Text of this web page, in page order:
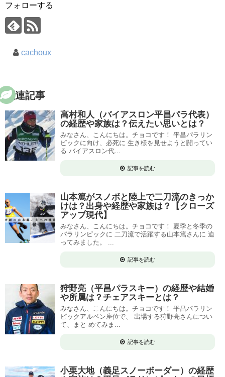
フォローする
cachoux
関連記事
高村和人（バイアスロン平昌パラ代表）
の経歴や家族は？伝えたい思いとは？
みなさん、こんにちは。チョコです！ 平昌パラリン
ピックに向け、必死に 生き様を見せようと闘ってい
る バイアスロン代...
記事を読む
山本篤がスノボと陸上で二刀流のきっか
けは？出身や経歴や家族は？【クローズ
アップ現代】
みなさん、こんにちは。チョコです！ 夏季と冬季の
パラリンピックに 二刀流で活躍する山本篤さんに 迫
ってみました。 ...
記事を読む
狩野亮（平昌パラスキー）の経歴や結婚
や所属は？チェアスキーとは？
みなさん、こんにちは。チョコです！ 平昌パラリン
ピックアルペン座位で、 出場する狩野亮さんについ
て、まと めてみま...
記事を読む
小栗大地（義足スノーボーダー）の経歴